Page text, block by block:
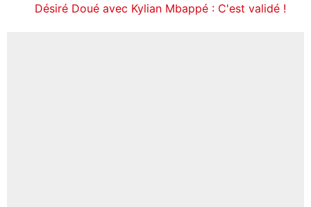
Désiré Doué avec Kylian Mbappé : C'est validé !